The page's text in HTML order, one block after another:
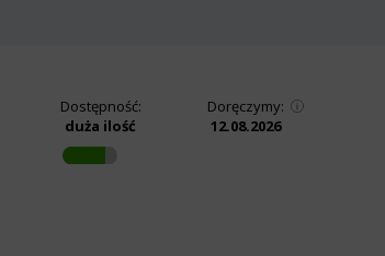
Dostępność:
duża ilość
Doręczymy:
12.08.2026